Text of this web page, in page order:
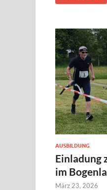
AUSBILDUNG
Einladung
im
März 23, 2026